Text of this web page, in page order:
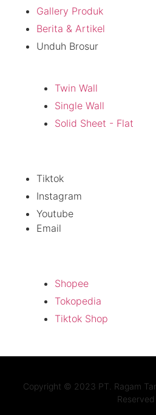
Gallery Produk
Berita & Artikel
Unduh Brosur
Twin Wall
Single Wall
Solid Sheet - Flat
Tiktok
Instagram
Youtube
Email
Shopee
Tokopedia
Tiktok Shop
Copyright © 2023 PT. Ragam
Reserved